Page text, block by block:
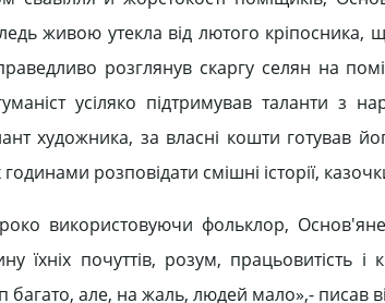
живою утекла від лютого кріпосника,
розглянув скаргу селян на
усіляко підтримував таланти
художника, за власні кошти готував
розповідати смішні історії,
використовуючи фольклор,
їхніх почуттів, розум, працьовитість
але, на жаль, людей мало»,- писав